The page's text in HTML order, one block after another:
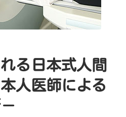
る日本式人間
人医師による